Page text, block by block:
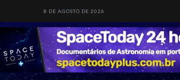
8 DE AGOSTO DE 2026